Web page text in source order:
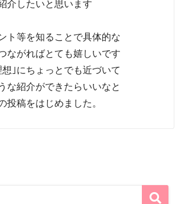
したいと思います
等を知ることで具体的な
がればとても嬉しいです
にちょっとでも近づいて
紹介ができたらいいなと
稿をはじめました。